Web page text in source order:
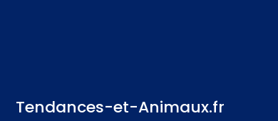
Tendances-et-Animaux.fr